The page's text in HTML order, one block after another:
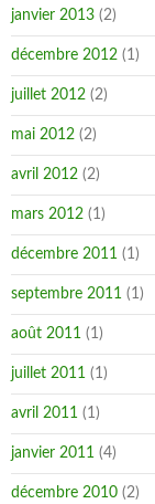
janvier 2013 (2)
décembre 2012 (1)
juillet 2012 (2)
mai 2012 (2)
avril 2012 (2)
mars 2012 (1)
décembre 2011 (1)
septembre 2011 (1)
août 2011 (1)
juillet 2011 (1)
avril 2011 (1)
janvier 2011 (4)
décembre 2010 (2)